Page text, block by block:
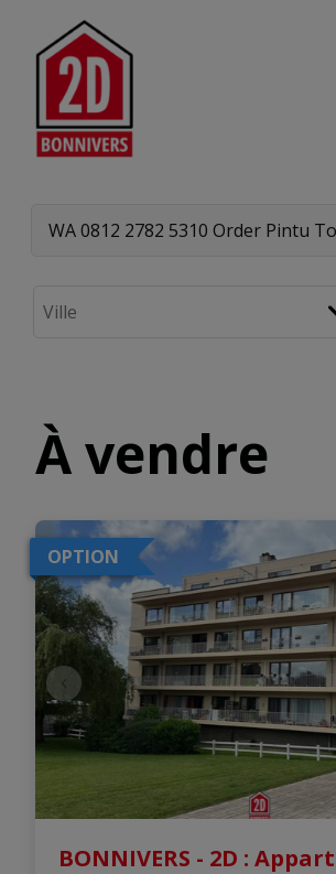
À vendre
OPTION
BONNIVERS - 2D :